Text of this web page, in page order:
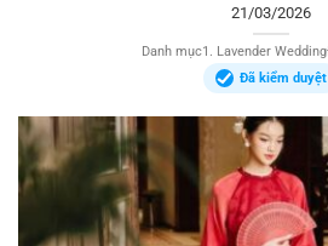
21/03/2026
Danh mục1. Lavender
Đã kiểm duyệt